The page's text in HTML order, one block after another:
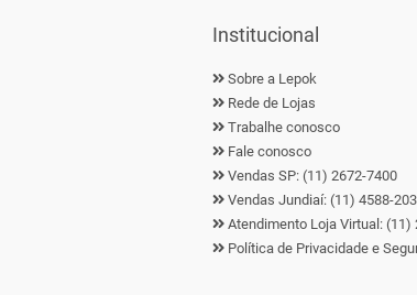
Institucional
Sobre a Lepok
Rede de Lojas
Trabalhe conosco
Fale conosco
Vendas SP: (11) 2672-7400
Vendas Jundiaí: (11) 4588-
Atendimento Loja Virtual: (11)
Política de Privacidade e